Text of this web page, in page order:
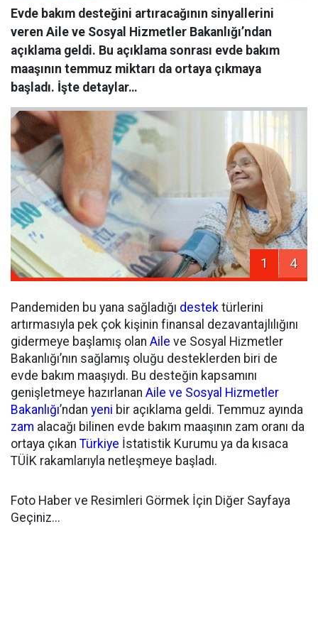
Evde bakım desteğini artıracağının sinyallerini
veren Aile ve Sosyal Hizmetler Bakanlığı’ndan
açıklama geldi. Bu açıklama sonrası evde bakım
maaşının temmuz miktarı da ortaya çıkmaya
başladı. İşte detaylar…
1 4
Pandemiden bu yana sağladığı destek türlerini
artırmasıyla pek çok kişinin finansal dezavantajlılığını
gidermeye başlamış olan Aile ve Sosyal Hizmetler
Bakanlığı’nın sağlamış oluğu desteklerden biri de
evde bakım maaşıydı. Bu desteğin kapsamını
genişletmeye hazırlanan Aile ve Sosyal Hizmetler
Bakanlığı’ndan yeni bir açıklama geldi. Temmuz ayında
zam alacağı bilinen evde bakım maaşının zam oranı da
ortaya çıkan Türkiye İstatistik Kurumu ya da kısaca
TÜİK rakamlarıyla netleşmeye başladı.
Foto Haber ve Resimleri Görmek İçin Diğer Sayfaya
Geçiniz...